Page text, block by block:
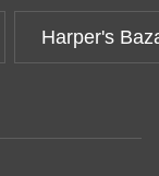
Harper's